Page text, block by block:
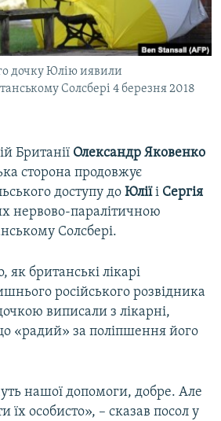
КРИМУ
дочку Юлію иявили
Солсбері 4 березня 2018
Британії Олександр Яковенко
сторона продовжує
доступу до Юліїі Сергія
нервово-паралітичною
Солсбері.
як британські лікарі
російського розвідника
виписали з лікарні,
«радий» за поліпшення його
нашої допомоги, добре. Але
особисто», – сказав посол у